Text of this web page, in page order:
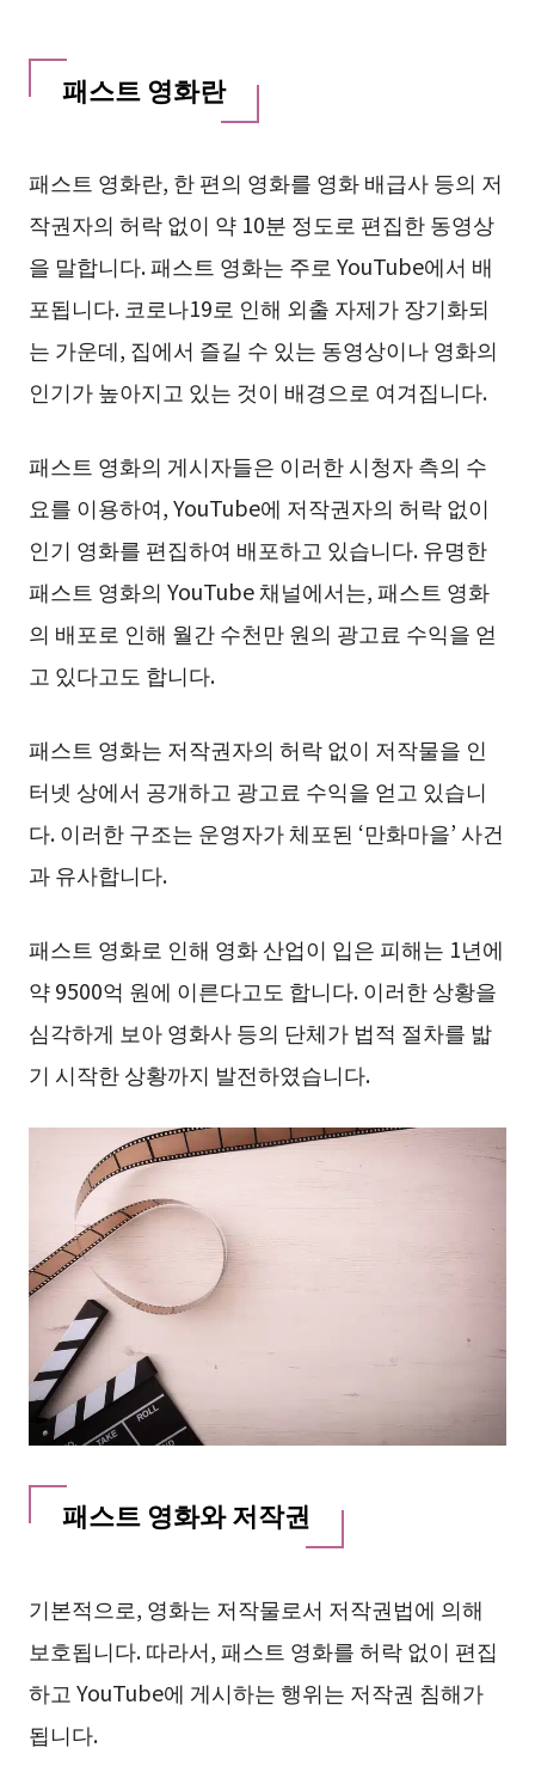
패스트 영화란
패스트 영화란, 한 편의 영화를 영화 배급사 등의 저
작권자의 허락 없이 약 10분 정도로 편집한 동영상
을 말합니다. 패스트 영화는 주로 YouTube에서 배
포됩니다. 코로나19로 인해 외출 자제가 장기화되
는 가운데, 집에서 즐길 수 있는 동영상이나 영화의
인기가 높아지고 있는 것이 배경으로 여겨집니다.
패스트 영화의 게시자들은 이러한 시청자 측의 수
요를 이용하여, YouTube에 저작권자의 허락 없이
인기 영화를 편집하여 배포하고 있습니다. 유명한
패스트 영화의 YouTube 채널에서는, 패스트 영화
의 배포로 인해 월간 수천만 원의 광고료 수익을 얻
고 있다고도 합니다.
패스트 영화는 저작권자의 허락 없이 저작물을 인
터넷 상에서 공개하고 광고료 수익을 얻고 있습니
다. 이러한 구조는 운영자가 체포된 ‘만화마을’ 사건
과 유사합니다.
패스트 영화로 인해 영화 산업이 입은 피해는 1년에
약 9500억 원에 이른다고도 합니다. 이러한 상황을
심각하게 보아 영화사 등의 단체가 법적 절차를 밟
기 시작한 상황까지 발전하였습니다.
패스트 영화와 저작권
기본적으로, 영화는 저작물로서 저작권법에 의해
보호됩니다. 따라서, 패스트 영화를 허락 없이 편집
하고 YouTube에 게시하는 행위는 저작권 침해가
됩니다.